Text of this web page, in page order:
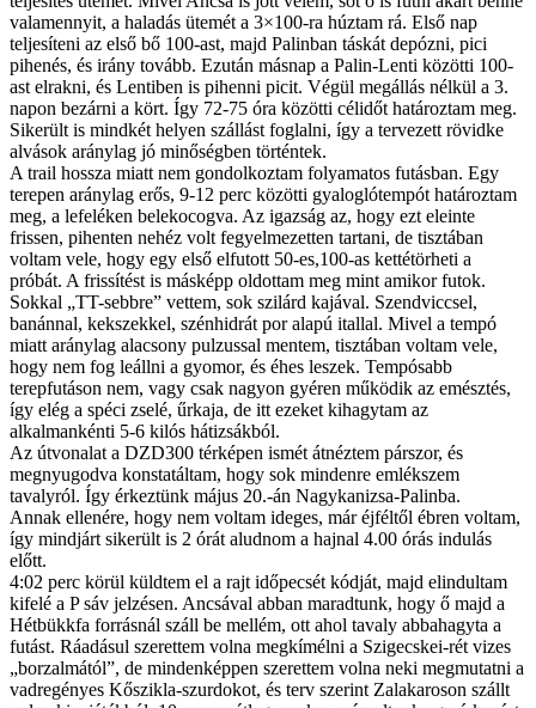
valamennyit, a haladás ütemét a 3×100-ra húztam rá. Első nap
teljesíteni az első bő 100-ast, majd Palinban táskát depózni, pici
pihenés, és irány tovább. Ezután másnap a Palin-Lenti közötti 100-
ast elrakni, és Lentiben is pihenni picit. Végül megállás nélkül a 3.
napon bezárni a kört. Így 72-75 óra közötti célidőt határoztam meg.
Sikerült is mindkét helyen szállást foglalni, így a tervezett rövidke
alvások aránylag jó minőségben történtek.
A trail hossza miatt nem gondolkoztam folyamatos futásban. Egy
terepen aránylag erős, 9-12 perc közötti gyaloglótempót határoztam
meg, a lefeléken belekocogva. Az igazság az, hogy ezt eleinte
frissen, pihenten nehéz volt fegyelmezetten tartani, de tisztában
voltam vele, hogy egy első elfutott 50-es,100-as kettétörheti a
próbát. A frissítést is másképp oldottam meg mint amikor futok.
Sokkal „TT-sebbre” vettem, sok szilárd kajával. Szendviccsel,
banánnal, kekszekkel, szénhidrát por alapú itallal. Mivel a tempó
miatt aránylag alacsony pulzussal mentem, tisztában voltam vele,
hogy nem fog leállni a gyomor, és éhes leszek. Tempósabb
terepfutáson nem, vagy csak nagyon gyéren működik az emésztés,
így elég a spéci zselé, űrkaja, de itt ezeket kihagytam az
alkalmankénti 5-6 kilós hátizsákból.
Az útvonalat a DZD300 térképen ismét átnéztem párszor, és
megnyugodva konstatáltam, hogy sok mindenre emlékszem
tavalyról. Így érkeztünk május 20.-án Nagykanizsa-Palinba.
Annak ellenére, hogy nem voltam ideges, már éjféltől ébren voltam,
így mindjárt sikerült is 2 órát aludnom a hajnal 4.00 órás indulás
előtt.
4:02 perc körül küldtem el a rajt időpecsét kódját, majd elindultam
kifelé a P sáv jelzésen. Ancsával abban maradtunk, hogy ő majd a
Hétbükkfa forrásnál száll be mellém, ott ahol tavaly abbahagyta a
futást. Ráadásul szerettem volna megkímélni a Szigecskei-rét vizes
„borzalmától”, de mindenképpen szerettem volna neki megmutatni a
vadregényes Kőszikla-szurdokot, és terv szerint Zalakaroson szállt